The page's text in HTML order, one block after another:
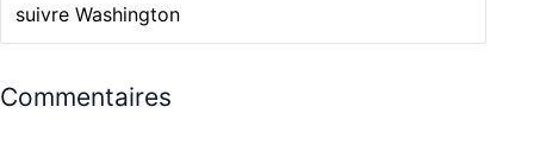
suivre Washington
Commentaires